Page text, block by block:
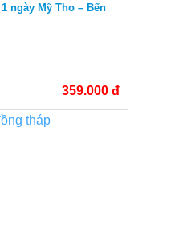
ngày Mỹ Tho – Bến
359.000 đ